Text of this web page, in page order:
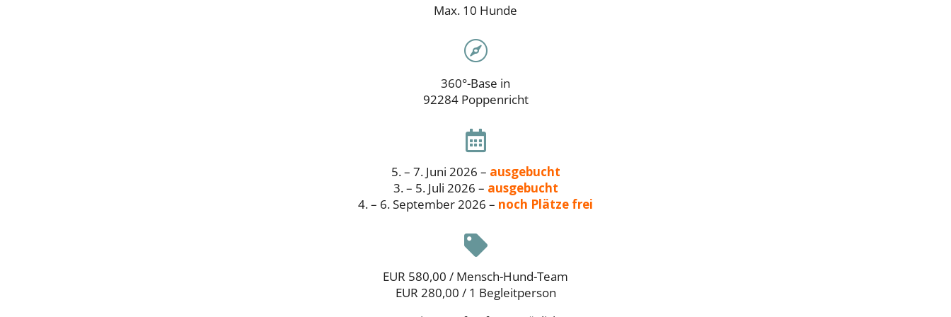
Max. 10 Hunde

360°-Base in
92284 Poppenricht

5. – 7. Juni 2026 – ausgebucht
3. – 5. Juli 2026 – ausgebucht
4. – 6. September 2026 – noch Plätze frei

EUR 580,00 / Mensch-Hund-Team
EUR 280,00 / 1 Begleitperson